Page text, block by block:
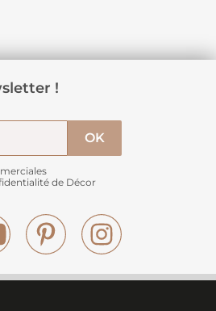
!
de Décor
YouTube Pinterest